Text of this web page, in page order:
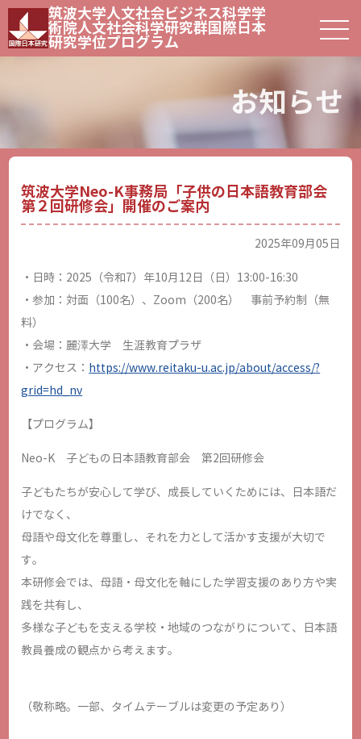
筑波大学人文社会ビジネス科学学
術院人文社会科学研究群国際日本
研究学位プログラム
お知らせ
筑波大学Neo-K事務局「子供の日本語教育部会
第２回研修会」開催のご案内
2025年09月05日
・日時：2025（令和7）年10月12日（日）13:00-16:30
・参加：対面（100名）、Zoom（200名） 事前予約制（無
料）
・会場：麗澤大学 生涯教育プラザ
・アクセス： https://www.reitaku-u.ac.jp/about/access/?
grid=hd_nv
【プログラム】
Neo-K 子どもの日本語教育部会 第2回研修会
子どもたちが安心して学び、成長していくためには、日本語だ
けでなく、
母語や母文化を尊重し、それを力として活かす支援が大切で
す。
本研修会では、母語・母文化を軸にした学習支援のあり方や実
践を共有し、
多様な子どもを支える学校・地域のつながりについて、日本語
教員養成の観点から考えます。
（敬称略。一部、タイムテーブルは変更の予定あり）